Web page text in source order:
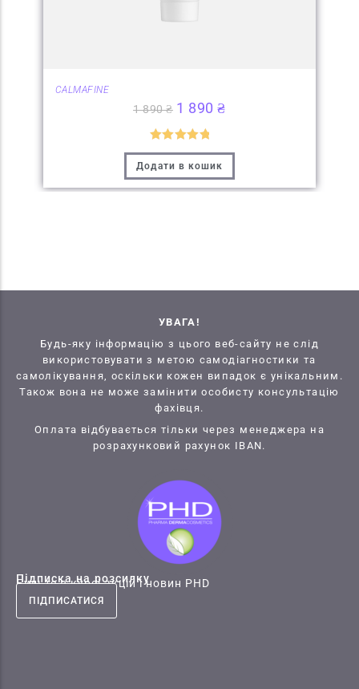
CALMAFINE
1 890₴ 1 890₴
Оцінено в
5з 5
Додати в кошик
УВАГА!
Будь-яку інформацію з цього веб-сайту не слід
використовувати з метою самодіагностики та
самолікування, оскільки кожен випадок є унікальним.
Також вона не може замінити особисту консультацію
фахівця.
Оплата відбувається тільки через менеджера на
розрахунковий рахунок IBAN.
Підписка на розсилку
Будьте в курсі акцій і новин PHD
ПІДПИСАТИСЯ